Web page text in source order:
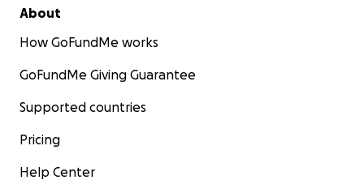
About
How GoFundMe works
GoFundMe Giving Guarantee
Supported countries
Pricing
Help Center